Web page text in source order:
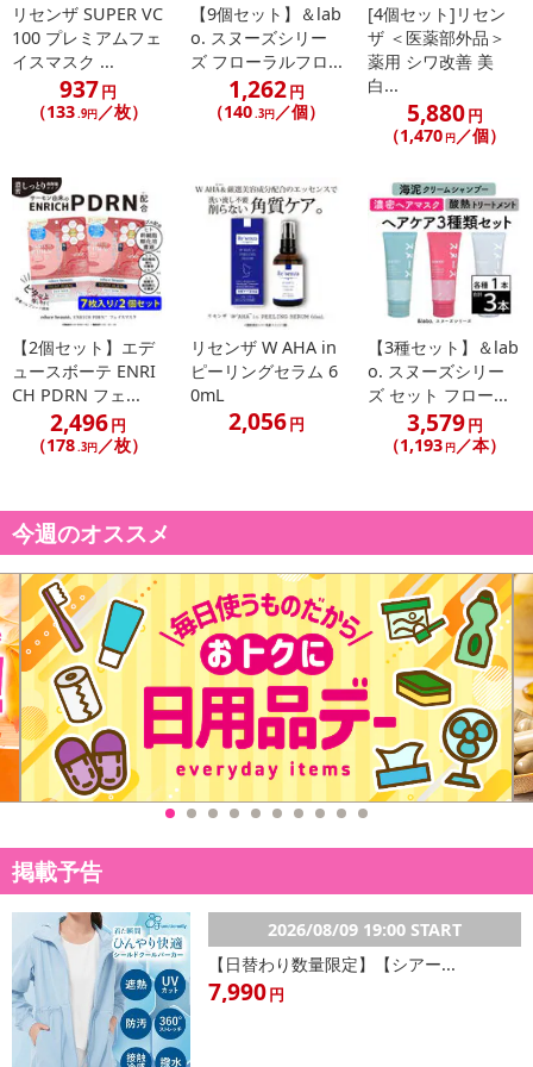
リセンザ SUPER VC
100 プレミアムフェ
イスマスク ...
937円
（133 .9円／枚）
【9個セット】＆lab
o. スヌーズシリー
ズ フローラルフロ...
1,262円
（140 .3円 ／個）
[4個セット]リセン
ザ ＜医薬部外品＞
薬用 シワ改善 美
白...
5,880円
（1,470 円 ／個）
【2個セット】エデ
ュースボーテ ENRI
CH PDRN フェ...
2,496円
（178.3円／枚）
リセンザ W AHA in
ピーリングセラム 6
0mL
2,056円
【3種セット】＆lab
o. スヌーズシリー
ズ セット フロー...
3,579円
（1,193 円／本）
今週のオススメ
掲載予告
2026/08/09 19:00 START
【日替わり数量限定】【シアー...
7,990円